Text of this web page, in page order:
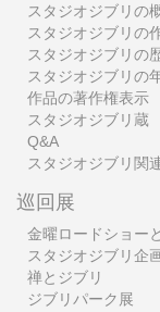
スタジオジブリの
スタジオジブリの
スタジオジブリの
スタジオジブリの
作品の著作権表示
スタジオジブリ蔵
Q&A
スタジオジブリ関
巡回展
金曜ロードショー
スタジオジブリ企
禅とジブリ
ジブリパーク展